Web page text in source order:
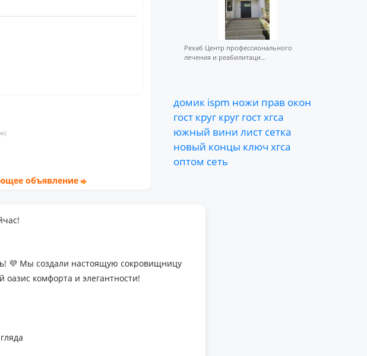
объявление
Рехаб Центр профессионального
лечения и реабилитаци...
домик ispm ножи прав окон
гост круг круг гостхгса
южный вини лист сетка
новый концы ключ хгса
оптом сеть
💜 Мы создали настоящую сокровищницу
комфорта и элегантности!